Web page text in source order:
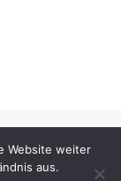
of usability.
Website weiter
aus.